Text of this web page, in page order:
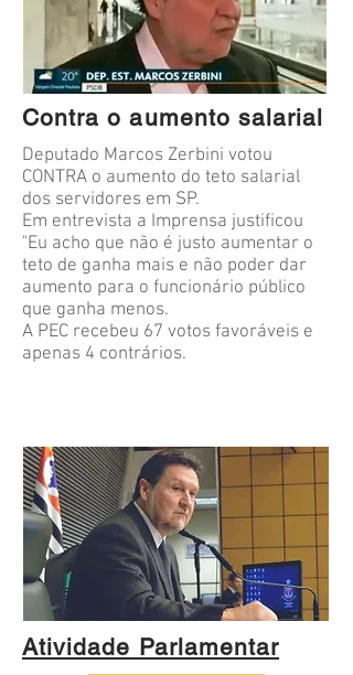
Contra o aumento salarial
Deputado Marcos Zerbini votou
CONTRA o aumento do teto salarial
dos servidores em SP.
Em entrevista a Imprensa justificou
"Eu acho que não é justo aumentar o
teto de ganha mais e não poder dar
aumento para o funcionário público
que ganha menos.
A PEC recebeu 67 votos favoráveis e
apenas 4 contrários.
Atividade Parlamentar